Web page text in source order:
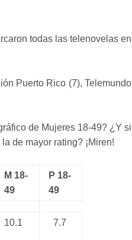
todas las telenovelas en
Puerto Rico (7), Telemundo
de Mujeres 18-49? ¿Y si
de mayor rating? ¡Miren!
M 18-
49
P 18-
49
10.1 7.7